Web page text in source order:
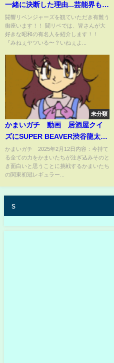
一緒に決断した理由...芸能界も引
退する真相に驚きを隠せない...
『KAT-TUN』を堕とした元凶と
言われる人物...マネージャーの正
闘響リベンジャーズを観ていただき有難う
御座います！！ 闘リベでは、皆さんが大
好きな昭和の有名人を紹介します！！
『みねぇヤツいる〜？いねぇよ...
未分類
かまいガチ 動画 居酒屋クイ
ズにSUPER BEAVER渋谷龍太に
参戦 2月12日
かまいガチ 2025年2月12日内容：今持て
る全ての力をかまいたちが注ぎ込みそのと
き面白いと思うことに挑戦するかまいたち
の関東初冠レギュラー...
s